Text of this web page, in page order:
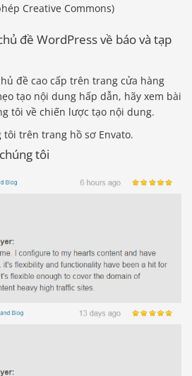
Creative Commons)
đề WordPress về báo và tạp
đề cao cấp trên trang cửa hàng
tạo nội dung hấp dẫn, hãy xem bài
tôi về chiến lược tạo nội dung.
trên trang hồ sơ Envato.
tôi